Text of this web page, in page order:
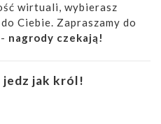
wirtuali, wybierasz
Ciebie. Zapraszamy do
- nagrody czekają!
jedz jak król!